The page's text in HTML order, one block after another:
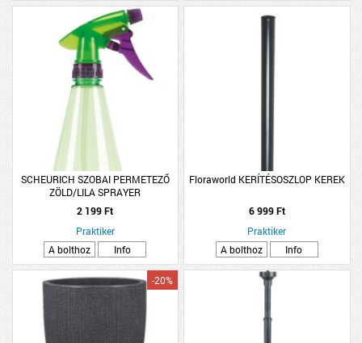
SCHEURICH SZOBAI PERMETEZŐ
ZÖLD/LILA SPRAYER
2 199 Ft
Praktiker
A bolthoz
Info
Floraworld KERÍTÉSOSZLOP KEREK
6 999 Ft
Praktiker
A bolthoz
Info
-20%